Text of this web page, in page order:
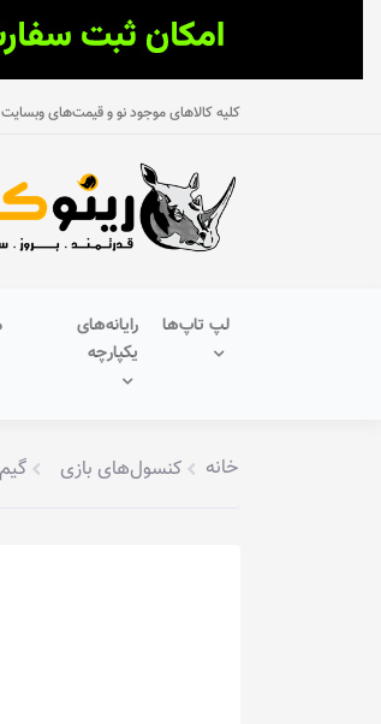
کلیه کالاهای موجود نو و قیمت‌های
لپ تاپ‌ها
رایانه‌های
یکپارچه
خانه کنسول‌های بازی